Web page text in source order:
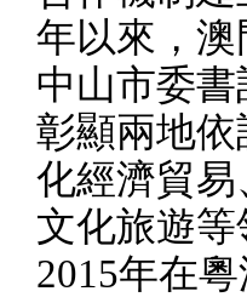
年以來，
中山市委
彰顯兩地
化經濟貿
文化旅遊
2015年在